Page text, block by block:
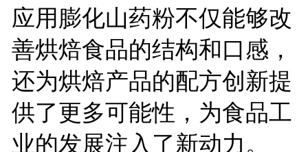
应用膨化山药粉不仅能够改
善烘焙食品的结构和口感，
还为烘焙产品的配方创新提
供了更多可能性，为食品工
业的发展注入了新动力。